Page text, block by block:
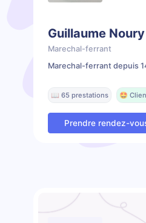
Guillaume Noury
Marechal-ferrant
Marechal-ferrant depuis
📖 65 prestations 🤩
Prendre rendez-